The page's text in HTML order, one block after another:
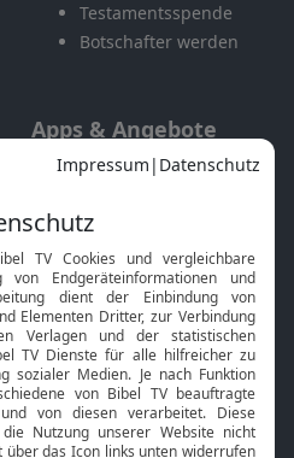
Testamentsspende
Botschafter werden
Apps & Angebote
Mobile App
Smart TV
HbbTV
Bibelthek Online-Bibel
Nächster Gottesdienst
Service